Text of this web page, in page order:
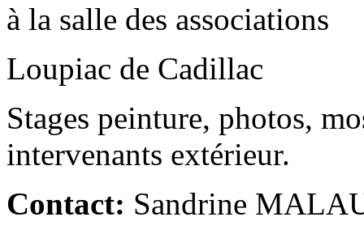
à la salle des associations
Loupiac de Cadillac
Stages peinture, photos,
intervenants extérieur.
Contact: Sandrine